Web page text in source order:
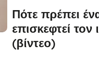
Πότε πρέπει
επισκεφτεί τον
(βίντεο)